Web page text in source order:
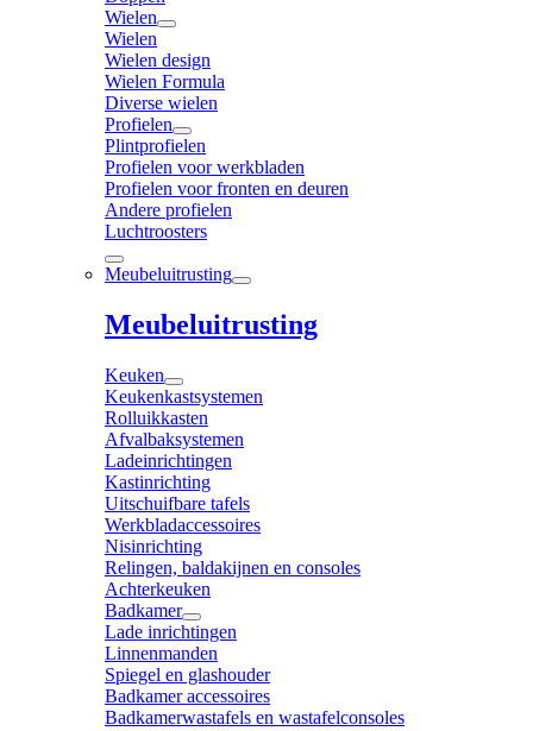
Wielen
Wielen
Wielen design
Wielen Formula
Diverse wielen
Profielen
Plintprofielen
Profielen voor werkbladen
Profielen voor fronten en deuren
Andere profielen
Luchtroosters
Meubeluitrusting
Meubeluitrusting
Keuken
Keukenkastsystemen
Rolluikkasten
Afvalbaksystemen
Ladeinrichtingen
Kastinrichting
Uitschuifbare tafels
Werkbladaccessoires
Nisinrichting
Relingen, baldakijnen en consoles
Achterkeuken
Badkamer
Lade inrichtingen
Linnenmanden
Spiegel en glashouder
Badkamer accessoires
Badkamerwastafels en wastafelconsoles